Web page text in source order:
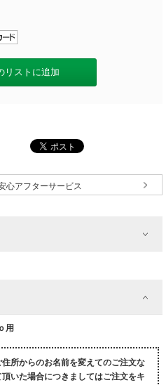
リストに追加
心アフターサービス
用
所からのお名前を変えてのご注文な
いた場合につきましてはご注文をキ